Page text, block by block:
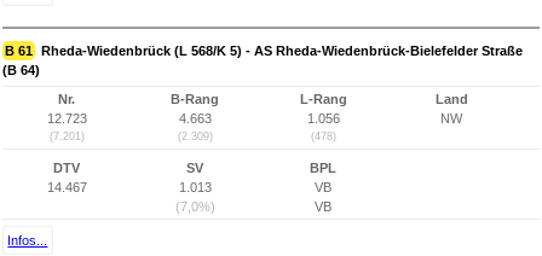
B 61 Rheda-Wiedenbrück (L 568/K 5) - AS Rheda-Wiedenbrück-Bielefelder Straße
(B 64)
Nr.
12.723
(7.201)
B-Rang
4.663
(2.309)
L-Rang
1.056
(478)
Land
NW
DTV
14.467
SV
1.013
(7,0%)
BPL
VB
VB
Infos...